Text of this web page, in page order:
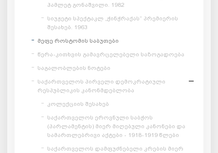
ჰამლეტ გონაშვილი. 1982
სიუჟეტი სპექტაკლ „ჭინჭრაქას“ პრემიერის
შესახებ. 1963
მეფე როსტომის საბუთები
წერა-კითხვის გამავრცელებელი საზოგადოება
საგალობლების ნოტები
საქართველოს პირველი დემოკრატიული
რესპუბლიკის კანონმდებლობა
კოლექციის შესახებ
საქართველოს ეროვნული საბჭოს
(პარლამენტის) მიერ მიღებული კანონები და
სამართლებრივი აქტები - 1918-1919 წლები
საქართველოს დამფუძნებელი კრების მიერ